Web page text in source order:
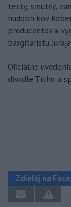
texty, smutný,
hudobníkov
producentov a
basgitaristu
Oficiálne
divadle Ticho a
Zdieľaj na